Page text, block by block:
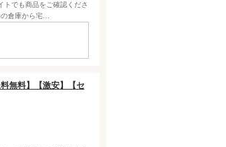
トでも商品をご確認くださ
倉庫から宅…
無料】【激安】【セ